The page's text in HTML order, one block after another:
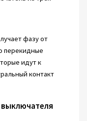
фазу от
перекидные
идут к
контакт